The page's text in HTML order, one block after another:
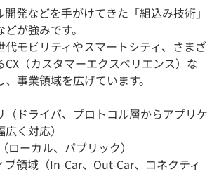
発などを手がけてきた「組込み技術」
が強みです。
代モビリティやスマートシティ、さまざ
CX（カスタマーエクスペリエンス）な
事業領域を広げています。
ドライバ、プロトコル層からアプリケ
く対応）
ーカル、パブリック）
領域（In-Car、Out-Car、コネクティ